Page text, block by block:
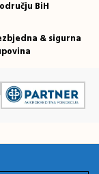
BiH
& sigurna